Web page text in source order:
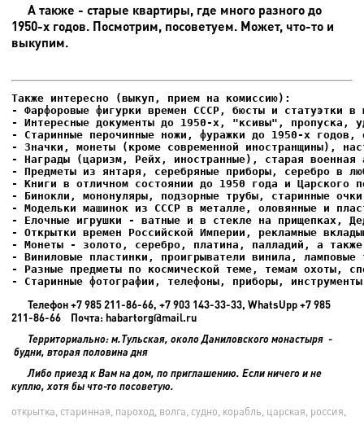
А также - старые квартиры, где много разного до
1950-х годов. Посмотрим, посоветуем. Может, что-то и
выкупим.
- Фарфоровые фигурки времен СССР, бюсты и статуэтки в
- Интересные документы до 1950-х, "ксивы", пропуска,
- Елочные игрушки - ватные и в стекле на прищепках,
- Старинные фотографии, телефоны, приборы,
Телефон +7 985 211-86-66, +7 903 143-33-33, WhatsUpp +7 985
211-86-66 Почта: habartorg@mail.ru
Территориально: м.Тульская, около Даниловского монастыря -
будни, вторая половина дня
Либо приезд к Вам на дом, по приглашению. Если ничего и не
куплю, хотя бы что-то посоветую.
открытка, старинная, пароход, волга, судно, корабль, царская, россия,